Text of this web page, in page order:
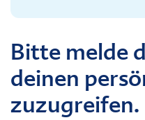
Bitte melde
deinen
zuzugreifen.